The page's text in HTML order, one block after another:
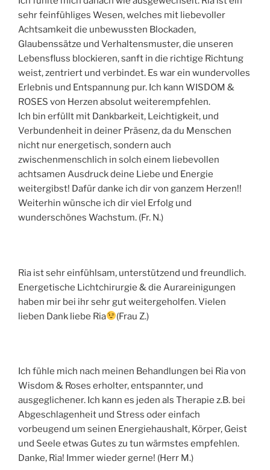
sehr feinfühliges Wesen, welches mit liebevoller
Achtsamkeit die unbewussten Blockaden,
Glaubenssätze und Verhaltensmuster, die unseren
Lebensfluss blockieren, sanft in die richtige Richtung
weist, zentriert und verbindet. Es war ein wundervolles
Erlebnis und Entspannung pur. Ich kann WISDOM &
ROSES von Herzen absolut weiterempfehlen.
Ich bin erfüllt mit Dankbarkeit, Leichtigkeit, und
Verbundenheit in deiner Präsenz, da du Menschen
nicht nur energetisch, sondern auch
zwischenmenschlich in solch einem liebevollen
achtsamen Ausdruck deine Liebe und Energie
weitergibst! Dafür danke ich dir von ganzem Herzen!!
Weiterhin wünsche ich dir viel Erfolg und
wunderschönes Wachstum. (Fr. N.)
Ria ist sehr einfühlsam, unterstützend und freundlich.
Energetische Lichtchirurgie & die Aurareinigungen
haben mir bei ihr sehr gut weitergeholfen. Vielen
lieben Dank liebe Ria
(Frau Z.)
Ich fühle mich nach meinen Behandlungen bei Ria von
Wisdom & Roses erholter, entspannter, und
ausgeglichener. Ich kann es jeden als Therapie z.B. bei
Abgeschlagenheit und Stress oder einfach
vorbeugend um seinen Energiehaushalt, Körper, Geist
und Seele etwas Gutes zu tun wärmstes empfehlen.
Danke, Ria! Immer wieder gerne! (Herr M.)